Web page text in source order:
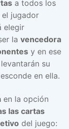
a todos los
el jugador
elegir
la vencedora
y en ese
levantarán su
en ella.
en la opción
las cartas
del juego: